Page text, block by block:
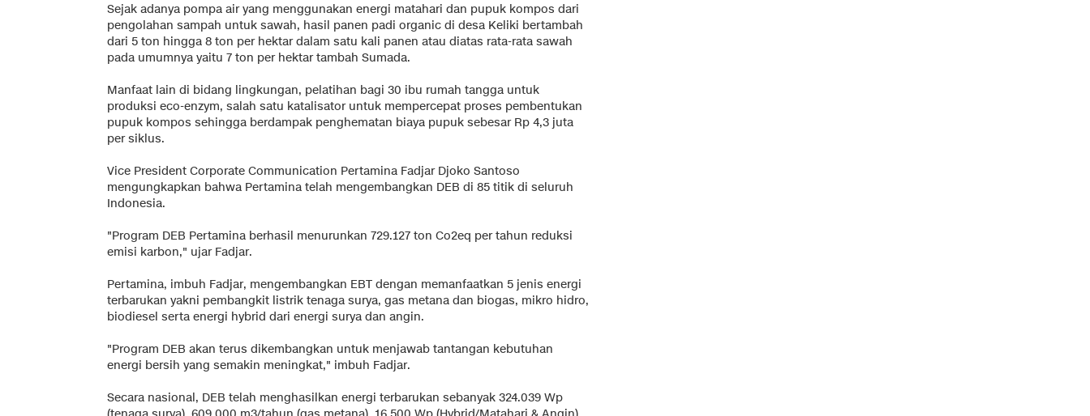
Sejak adanya pompa air yang menggunakan energi matahari dan pupuk kompos dari
pengolahan sampah untuk sawah, hasil panen padi organic di desa Keliki bertambah
dari 5 ton hingga 8 ton per hektar dalam satu kali panen atau diatas rata-rata sawah
pada umumnya yaitu 7 ton per hektar tambah Sumada.
Manfaat lain di bidang lingkungan, pelatihan bagi 30 ibu rumah tangga untuk
produksi eco-enzym, salah satu katalisator untuk mempercepat proses pembentukan
pupuk kompos sehingga berdampak penghematan biaya pupuk sebesar Rp 4,3 juta
per siklus.
Vice President Corporate Communication Pertamina Fadjar Djoko Santoso
mengungkapkan bahwa Pertamina telah mengembangkan DEB di 85 titik di seluruh
Indonesia.
"Program DEB Pertamina berhasil menurunkan 729.127 ton Co2eq per tahun reduksi
emisi karbon," ujar Fadjar.
Pertamina, imbuh Fadjar, mengembangkan EBT dengan memanfaatkan 5 jenis energi
terbarukan yakni pembangkit listrik tenaga surya, gas metana dan biogas, mikro hidro,
biodiesel serta energi hybrid dari energi surya dan angin.
"Program DEB akan terus dikembangkan untuk menjawab tantangan kebutuhan
energi bersih yang semakin meningkat," imbuh Fadjar.
Secara nasional, DEB telah menghasilkan energi terbarukan sebanyak 324.039 Wp